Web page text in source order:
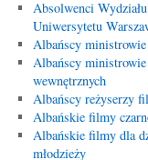
Absolwenci
Uniwersytetu
Albańscy
Albańscy
wewnętrznych
Albańscy reżyserzy
Albańskie filmy
Albańskie filmy dla
młodzieży